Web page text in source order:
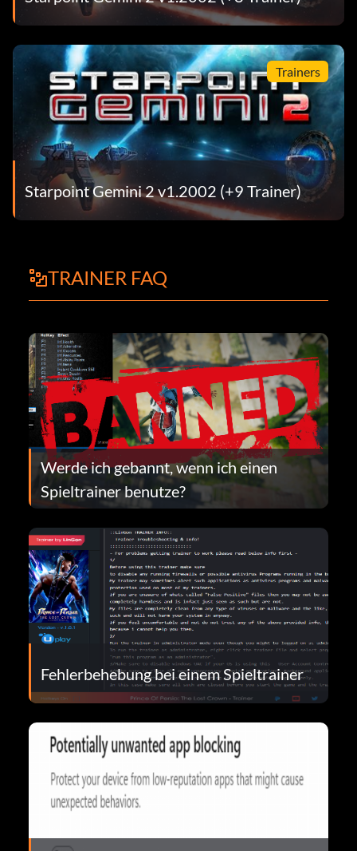
Trainers
Starpoint Gemini 2 v1.2002 (+9 Trainer)
TRAINER FAQ
Werde ich gebannt, wenn ich einen
Spieltrainer benutze?
Fehlerbehebung bei einem Spieltrainer